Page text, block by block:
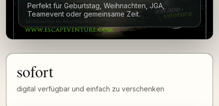
Perfekt für Geburtstag, Weihnachten, JGA,
Teamevent oder gemeinsame Zeit.
sofort
digital verfügbar und einfach zu verschenken